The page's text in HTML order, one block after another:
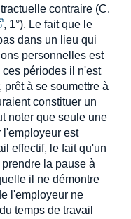
contraire (C.
, 1°). Le fait que le
dans un lieu qui
personnelles est
périodes il n'est
à se soumettre à
constituer un
noter que seule une
l'employeur est
effectif, le fait qu'un
la pause à
il ne démontre
l'employeur ne
temps de travail